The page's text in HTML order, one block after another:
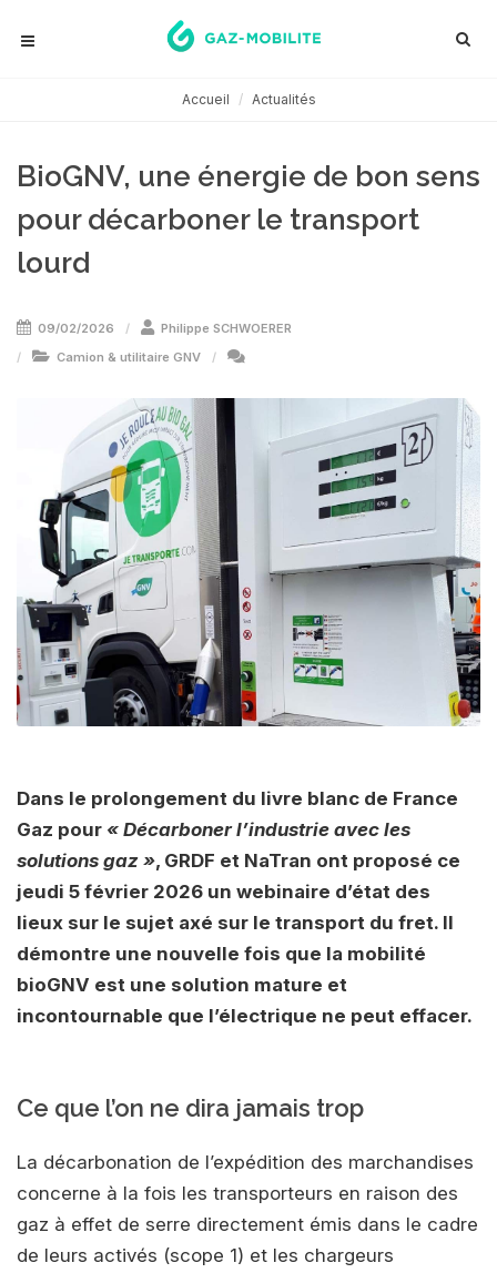
Accueil Actualités
BioGNV, une énergie de bon sens
pour décarboner le transport
lourd
09/02/2026
Philippe SCHWOERER
Camion & utilitaire GNV
Dans le prolongement du livre blanc de France
Gaz pour « Décarboner l’industrie avec les
solutions gaz », GRDF et NaTran ont proposé ce
jeudi 5 février 2026 un webinaire d’état des
lieux sur le sujet axé sur le transport du fret. Il
démontre une nouvelle fois que la mobilité
bioGNV est une solution mature et
incontournable que l’électrique ne peut effacer.
Ce que l’on ne dira jamais trop
La décarbonation de l’expédition des marchandises
concerne à la fois les transporteurs en raison des
gaz à effet de serre directement émis dans le cadre
de leurs activés (scope 1) et les chargeurs